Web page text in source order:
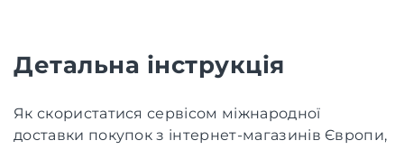
Детальна інструкція
Як скористатися сервісом міжнародної
доставки покупок з інтернет-магазинів Європи,